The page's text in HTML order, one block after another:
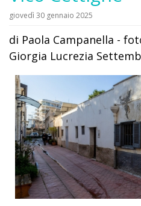
giovedì 30 gennaio 2025
di Paola Campanella -
Giorgia Lucrezia